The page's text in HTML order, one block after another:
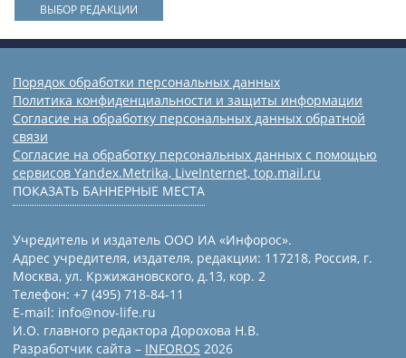
ВЫБОР РЕДАКЦИИ
Порядок обработки персональных данных
Политика конфиденциальности и защиты информации
Согласие на обработку персональных данных обратной
связи
Согласие на обработку персональных данных с помощью
сервисов Yandex.Metrika, LiveInternet, top.mail.ru
ПОКАЗАТЬ БАННЕРНЫЕ МЕСТА
Учредитель и издатель ООО ИА «Инфорос».
Адрес учредителя, издателя, редакции: 117218, Россия, г.
Москва, ул. Кржижановского, д.13, кор. 2
Телефон: +7 (495) 718-84-11
E-mail: info@nov-life.ru
И.О. главного редактора Дорохова Н.В.
Разработчик сайта – INFOROS 2026